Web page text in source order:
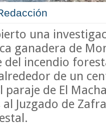
una
ganadera de
incendio
de un
de El
Juzgado de